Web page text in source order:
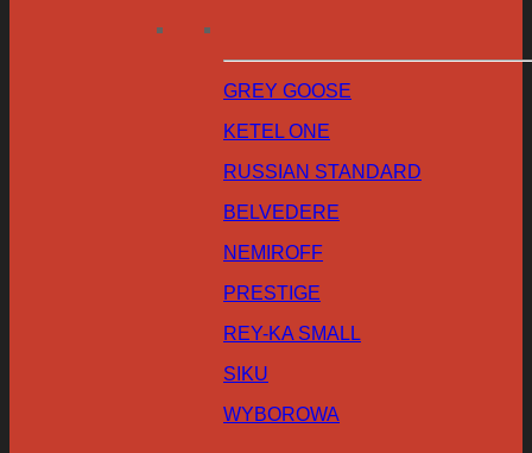
GREY GOOSE
KETEL ONE
RUSSIAN STANDARD
BELVEDERE
NEMIROFF
PRESTIGE
REY-KA SMALL
SIKU
WYBOROWA